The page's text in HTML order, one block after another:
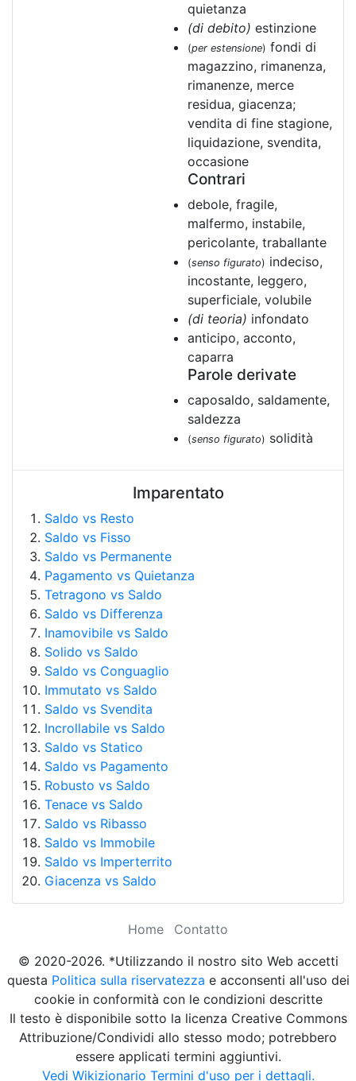
quietanza
(di debito) estinzione
(per estensione) fondi di
magazzino, rimanenza,
rimanenze, merce
residua, giacenza;
vendita di fine stagione,
liquidazione, svendita,
occasione
Contrari
debole, fragile,
malfermo, instabile,
pericolante, traballante
(senso figurato) indeciso,
incostante, leggero,
superficiale, volubile
(di teoria) infondato
anticipo, acconto,
caparra
Parole derivate
caposaldo, saldamente,
saldezza
(senso figurato) solidità
Imparentato
Saldo vs Resto
Saldo vs Fisso
Saldo vs Permanente
Pagamento vs Quietanza
Tetragono vs Saldo
Saldo vs Differenza
Inamovibile vs Saldo
Solido vs Saldo
Saldo vs Conguaglio
Immutato vs Saldo
Saldo vs Svendita
Incrollabile vs Saldo
Saldo vs Statico
Saldo vs Pagamento
Robusto vs Saldo
Tenace vs Saldo
Saldo vs Ribasso
Saldo vs Immobile
Saldo vs Imperterrito
Giacenza vs Saldo
Home
Contatto
© 2020-2026. *Utilizzando il nostro sito Web accetti
questa Politica sulla riservatezza e acconsenti all'uso dei
cookie in conformità con le condizioni descritte
Il testo è disponibile sotto la licenza Creative Commons
Attribuzione/Condividi allo stesso modo; potrebbero
essere applicati termini aggiuntivi.
Vedi Wikizionario Termini d'uso per i dettagli.